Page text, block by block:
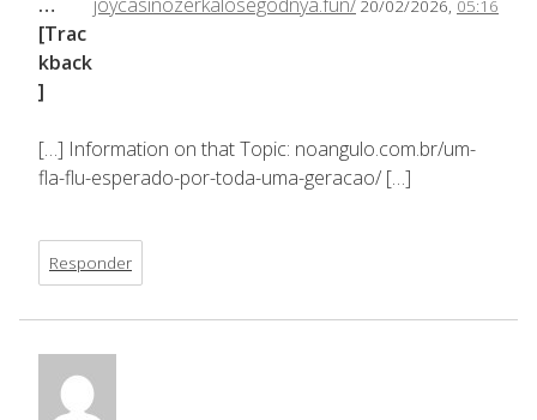
20/02/2026, 05:16
[Trac
kback
]
[…] Information on that Topic: noangulo.com.br/um-
fla-flu-esperado-por-toda-uma-geracao/ […]
Responder